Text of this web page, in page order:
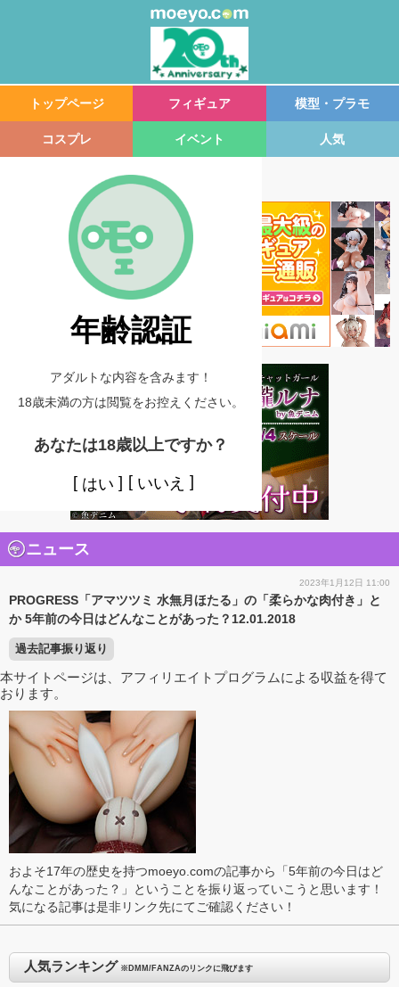
トップページ フィギュア 模型・プラモ
コスプレ イベント 人気
年齢認証
アダルトな内容を含みます！
18歳未満の方は閲覧をお控えください。
あなたは18歳以上ですか？
はい いいえ
ニュース
2023年1月12日 11:00
PROGRESS「アマツツミ 水無月ほたる」の「柔らかな肉付き」と
か 5年前の今日はどんなことがあった？12.01.2018
過去記事振り返り
本サイトページは、アフィリエイトプログラムによる収益を得て
おります。
およそ17年の歴史を持つmoeyo.comの記事から「5年前の今日はど
んなことがあった？」ということを振り返っていこうと思います！
気になる記事は是非リンク先にてご確認ください！
人気ランキング ※DMM/FANZAのリンクに飛びます